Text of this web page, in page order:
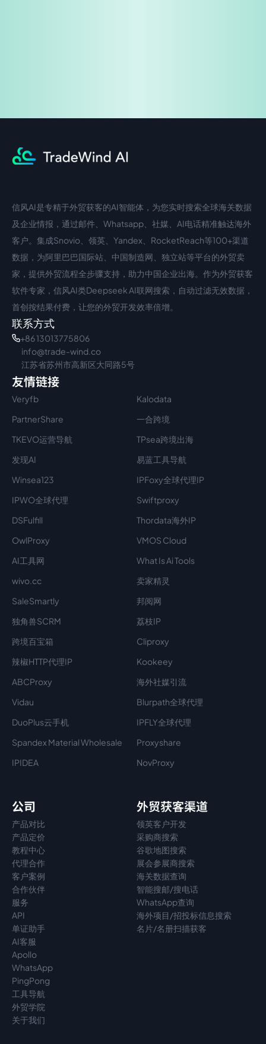
中文入口
信风AI是专精于外贸获客的AI智能体，为您实时搜索全球海关数据
及企业情报，通过邮件、Whatsapp、社媒、AI电话精准触达海外
客户。集成Snovio、领英、Yandex、RocketReach等100+渠道
数据，为阿里巴巴国际站、中国制造网、独立站等平台的外贸卖
家，提供外贸流程全步骤支持，助力中国企业出海。作为外贸获客
软件专家，信风AI类Deepseek AI联网搜索，自动过滤无效数据，
首创按结果付费，让您的外贸开发效率倍增。
联系方式
+86 13013775806
info@trade-wind.co
江苏省苏州市高新区大同路5号
友情链接
Veryfb
Kalodata
PartnerShare
一合跨境
TKEVO运营导航
TPsea跨境出海
发现AI
易蓝工具导航
Winsea123
IPFoxy全球代理IP
IPWO全球代理
Swiftproxy
DSFulfill
Thordata海外IP
OwlProxy
VMOS Cloud
AI工具网
What Is Ai Tools
wivo.cc
卖家精灵
SaleSmartly
邦阅网
独角兽SCRM
荔枝IP
跨境百宝箱
Cliproxy
辣椒HTTP代理IP
Kookeey
ABCProxy
海外社媒引流
Vidau
Blurpath全球代理
DuoPlus云手机
IPFLY全球代理
Spandex Material Wholesale​
Proxyshare
IPIDEA
NovProxy
公司
产品对比
产品定价
教程中心
代理合作
客户案例
合作伙伴
服务
API
单证助手
AI客服
Apollo
WhatsApp
PingPong
工具导航
外贸学院
关于我们
外贸获客渠道
领英客户开发
采购商搜索
谷歌地图搜索
展会参展商搜索
海关数据查询
智能搜邮/搜电话
WhatsApp查询
海外项目/招投标信息搜索
名片/名册扫描获客